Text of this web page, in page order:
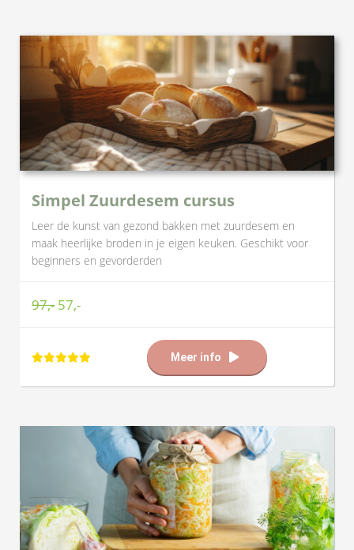
Simpel Zuurdesem cursus
Leer de kunst van gezond bakken met zuurdesem en
maak heerlijke broden in je eigen keuken. Geschikt voor
beginners en gevorderden
97,- 57,-
Meer info